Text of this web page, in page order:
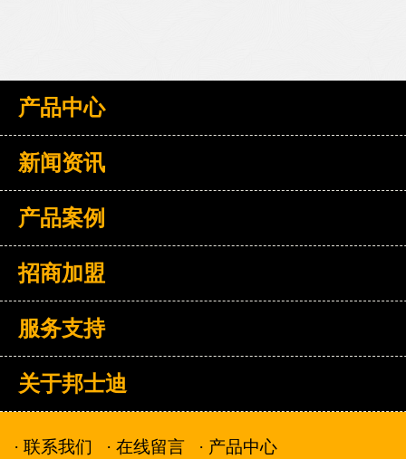
产品中心
新闻资讯
产品案例
招商加盟
服务支持
关于邦士迪
· 联系我们 · 在线留言
· 产品中心